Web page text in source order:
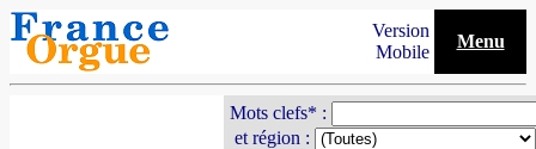
Version
Mobile
Menu
Mots clefs* :
et région :